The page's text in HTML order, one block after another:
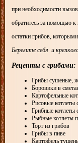
при необходимости
обратитесь за помощью
остатки грибов,
Берегите себя и
Рецепты с грибами:
Грибы сушеные,
Боровики в
Картофельные
Рисовые котлеты
Грибные котлеты
Рыбные котлеты
Торт из грибов
Грибы в пиве
Картофель